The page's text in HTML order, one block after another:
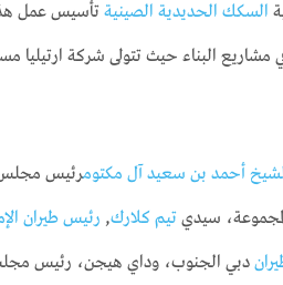
السكك الحديدية الصينيةتأسيس عمل هذا
البناء حيث تتولى شركة ارتيليا
أحمد بن سعيد آل مكتومرئيس مجلس
سيدي تيم كلارك, رئيس طيران
دبي الجنوب، وداي هيجن، رئيس